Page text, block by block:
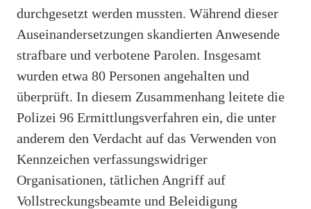
durchgesetzt werden mussten. Während dieser
Auseinandersetzungen skandierten Anwesende
strafbare und verbotene Parolen. Insgesamt
wurden etwa 80 Personen angehalten und
überprüft. In diesem Zusammenhang leitete die
Polizei 96 Ermittlungsverfahren ein, die unter
anderem den Verdacht auf das Verwenden von
Kennzeichen verfassungswidriger
Organisationen, tätlichen Angriff auf
Vollstreckungsbeamte und Beleidigung